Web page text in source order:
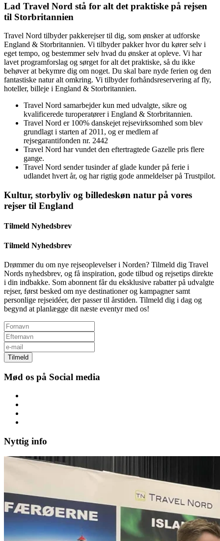
Lad Travel Nord stå for alt det praktiske på rejsen
til Storbritannien
Travel Nord tilbyder pakkerejser til dig, som ønsker at udforske
England & Storbritannien. Vi tilbyder pakker hvor du kører selv i
eget tempo, og bestemmer selv hvad du ønsker at opleve. Vi har
lavet programforslag og sørget for alt det praktiske, så du ikke
behøver at bekymre dig om noget. Du skal bare nyde ferien og den
fantastiske natur alt omkring. Vi tilbyder forhåndsreservering af fly,
hoteller, billeje i England & Storbritannien.
Travel Nord samarbejder kun med udvalgte, sikre og
kvalificerede turoperatører i England & Storbritannien.
Travel Nord er 100% danskejet rejsevirksomhed som blev
grundlagt i starten af 2011, og er medlem af
rejsegarantifonden nr. 2442
Travel Nord har vundet den eftertragtede Gazelle pris flere
gange.
Travel Nord sender tusinder af glade kunder på ferie i
udlandet hvert år, og har rigtig gode anmeldelser på Trustpilot.
Kultur, storbyliv og billedeskøn natur på vores
rejser til England
Tilmeld Nyhedsbrev
Tilmeld Nyhedsbrev
Drømmer du om nye rejseoplevelser i Norden? Tilmeld dig Travel
Nords nyhedsbrev, og få inspiration, gode tilbud og rejsetips direkte
i din indbakke. Som abonnent får du eksklusive rabatter på udvalgte
rejser, først besked om nye destinationer og kampagner samt
personlige rejseidéer, der passer til årstiden. Tilmeld dig i dag og
begynd at planlægge dit næste eventyr med os!
Tilmeld
Mød os på Social media
Nyttig info